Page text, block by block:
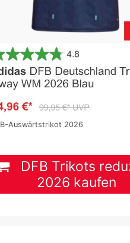
Auswärtstrikot 2026
DFB Trikots
2026 kaufen